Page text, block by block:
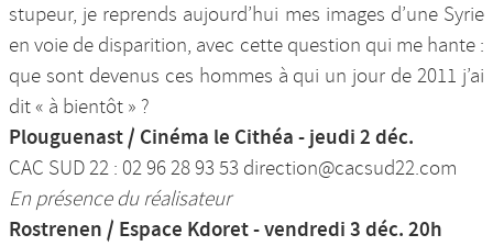
stupeur, je reprends aujourd’hui mes images d’une Syrie
en voie de disparition, avec cette question qui me hante :
que sont devenus ces hommes à qui un jour de 2011 j’ai
dit « à bientôt » ?
Plouguenast / Cinéma le Cithéa - jeudi 2 déc.
CAC SUD 22 : 02 96 28 93 53 direction@cacsud22.com
En présence du réalisateur
Rostrenen / Espace Kdoret - vendredi 3 déc. 20h